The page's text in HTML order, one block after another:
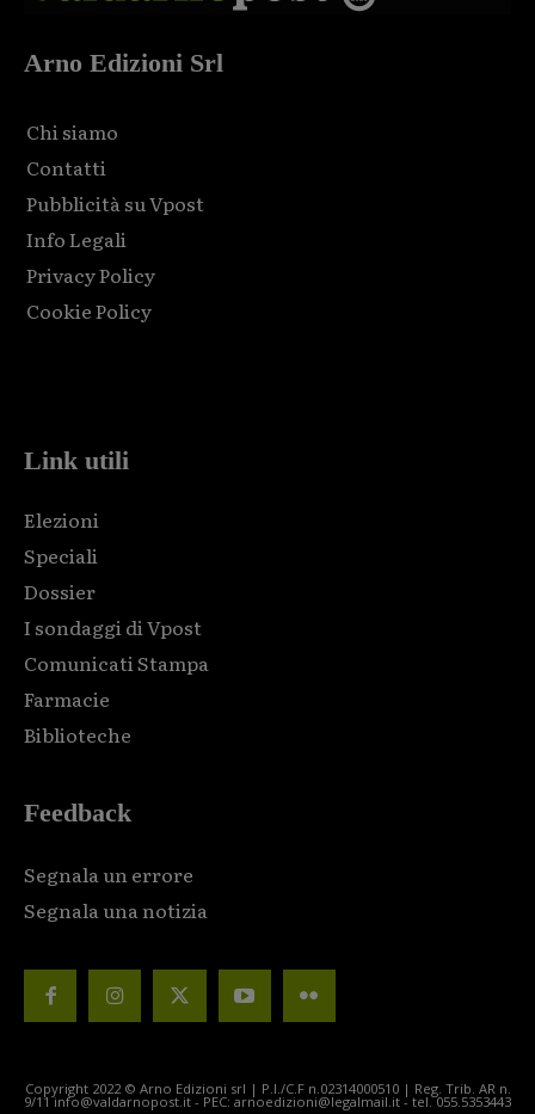
Arno Edizioni Srl
Chi siamo
Contatti
Pubblicità su Vpost
Info Legali
Privacy Policy
Cookie Policy
Link utili
Elezioni
Speciali
Dossier
I sondaggi di Vpost
Comunicati Stampa
Farmacie
Biblioteche
Feedback
Segnala un errore
Segnala una notizia
Copyright 2022 © Arno Edizioni srl | P.I./C.F n.02314000510 | Reg. Trib. AR n.
9/11 info@valdarnopost.it - PEC: arnoedizioni@legalmail.it - tel. 055.5353443